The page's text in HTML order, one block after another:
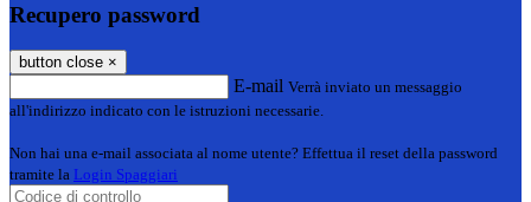
Recupero password
button close ×
E-mail Verrà inviato un messaggio
all'indirizzo indicato con le istruzioni necessarie.
Non hai una e-mail associata al nome utente? Effettua il reset della password
tramite la Login Spaggiari